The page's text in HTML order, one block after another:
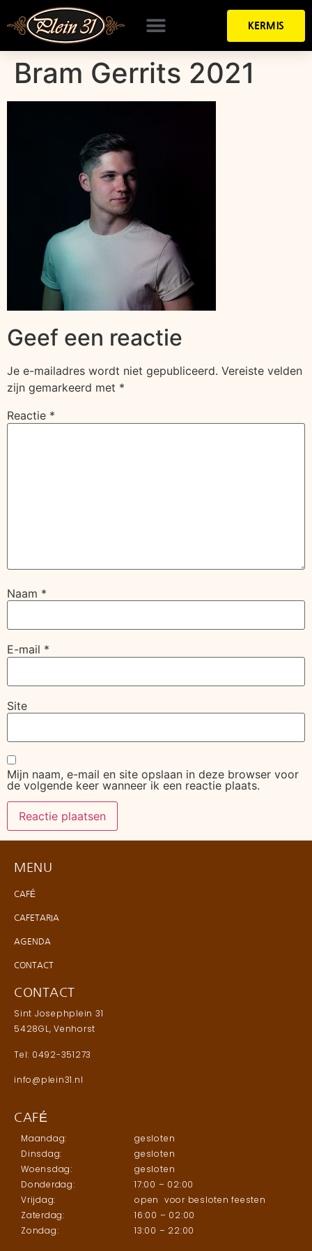
KERMIS
Bram Gerrits 2021
Geef een reactie
Je e-mailadres wordt niet gepubliceerd. Vereiste velden
zijn gemarkeerd met *
Reactie *
Naam *
E-mail *
Site
Mijn naam, e-mail en site opslaan in deze browser voor
de volgende keer wanneer ik een reactie plaats.
MENU
CAFÉ
CAFETARIA
AGENDA
CONTACT
CONTACT
Sint Josephplein 31
5428GL, Venhorst
Tel: 0492-351273
info@plein31.nl
CAFÉ
Maandag:
Dinsdag:
Woensdag:
Donderdag:
Vrijdag:
Zaterdag:
Zondag:
gesloten
gesloten
gesloten
17:00 – 02:00
open voor besloten feesten
16:00 – 02:00
13:00 – 22:00